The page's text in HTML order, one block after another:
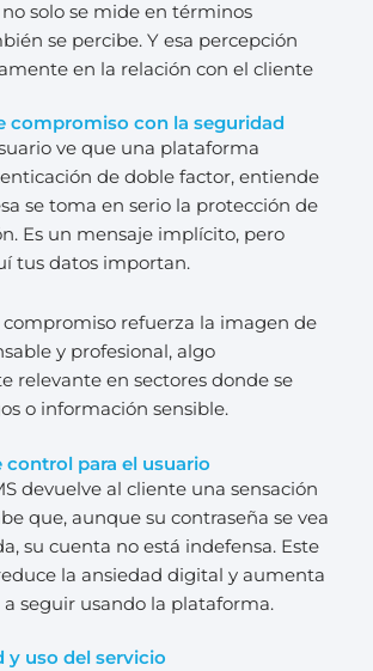
solo se mide en términos
se percibe. Y esa percepción
en la relación con el cliente
compromiso con la seguridad
ve que una plataforma
de doble factor, entiende
se toma en serio la protección de
Es un mensaje implícito, pero
tus datos importan.
compromiso refuerza la imagen de
y profesional, algo
relevante en sectores donde se
o información sensible.
control para el usuario
devuelve al cliente una sensación
que, aunque su contraseña se vea
su cuenta no está indefensa. Este
la ansiedad digital y aumenta
a seguir usando la plataforma.
y uso del servicio